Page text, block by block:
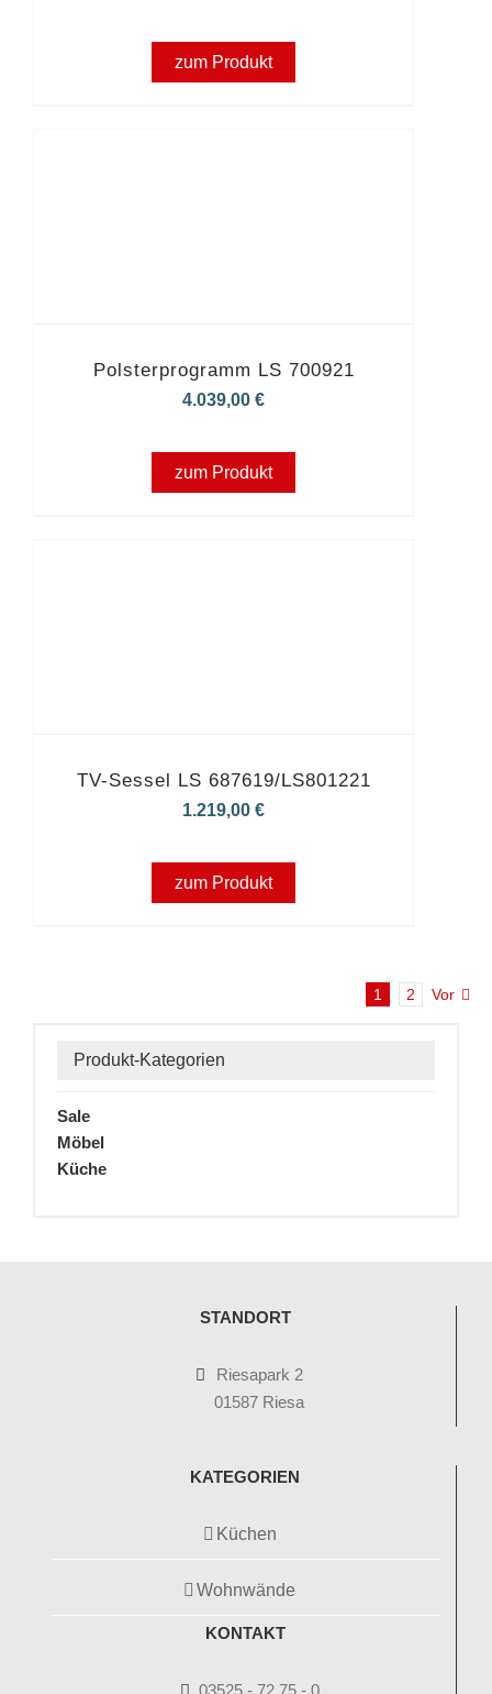
zum Produkt
Polsterprogramm LS 700921
4.039,00€
zum Produkt
TV-Sessel LS 687619/LS801221
1.219,00€
zum Produkt
1 2 Vor
Produkt-Kategorien
Sale
Möbel
Küche
STANDORT
Riesapark 2
01587 Riesa
KATEGORIEN
Küchen
Wohnwände
KONTAKT